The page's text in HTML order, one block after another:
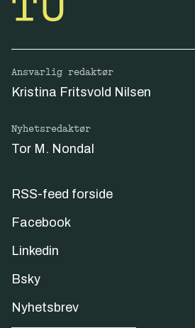
Ansvarlig redaktør
Kristina Fritsvold Nilsen
Nyhetsredaktør
Tor M. Nondal
RSS-feed forside
Facebook
Linkedin
Bsky
Nyhetsbrev